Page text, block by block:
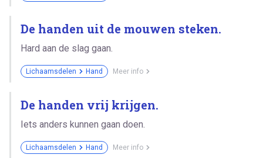
De handen uit de mouwen steken.
Hard aan de slag gaan.
Lichaamsdelen Hand Meer info
De handen vrij krijgen.
Iets anders kunnen gaan doen.
Lichaamsdelen Hand Meer info